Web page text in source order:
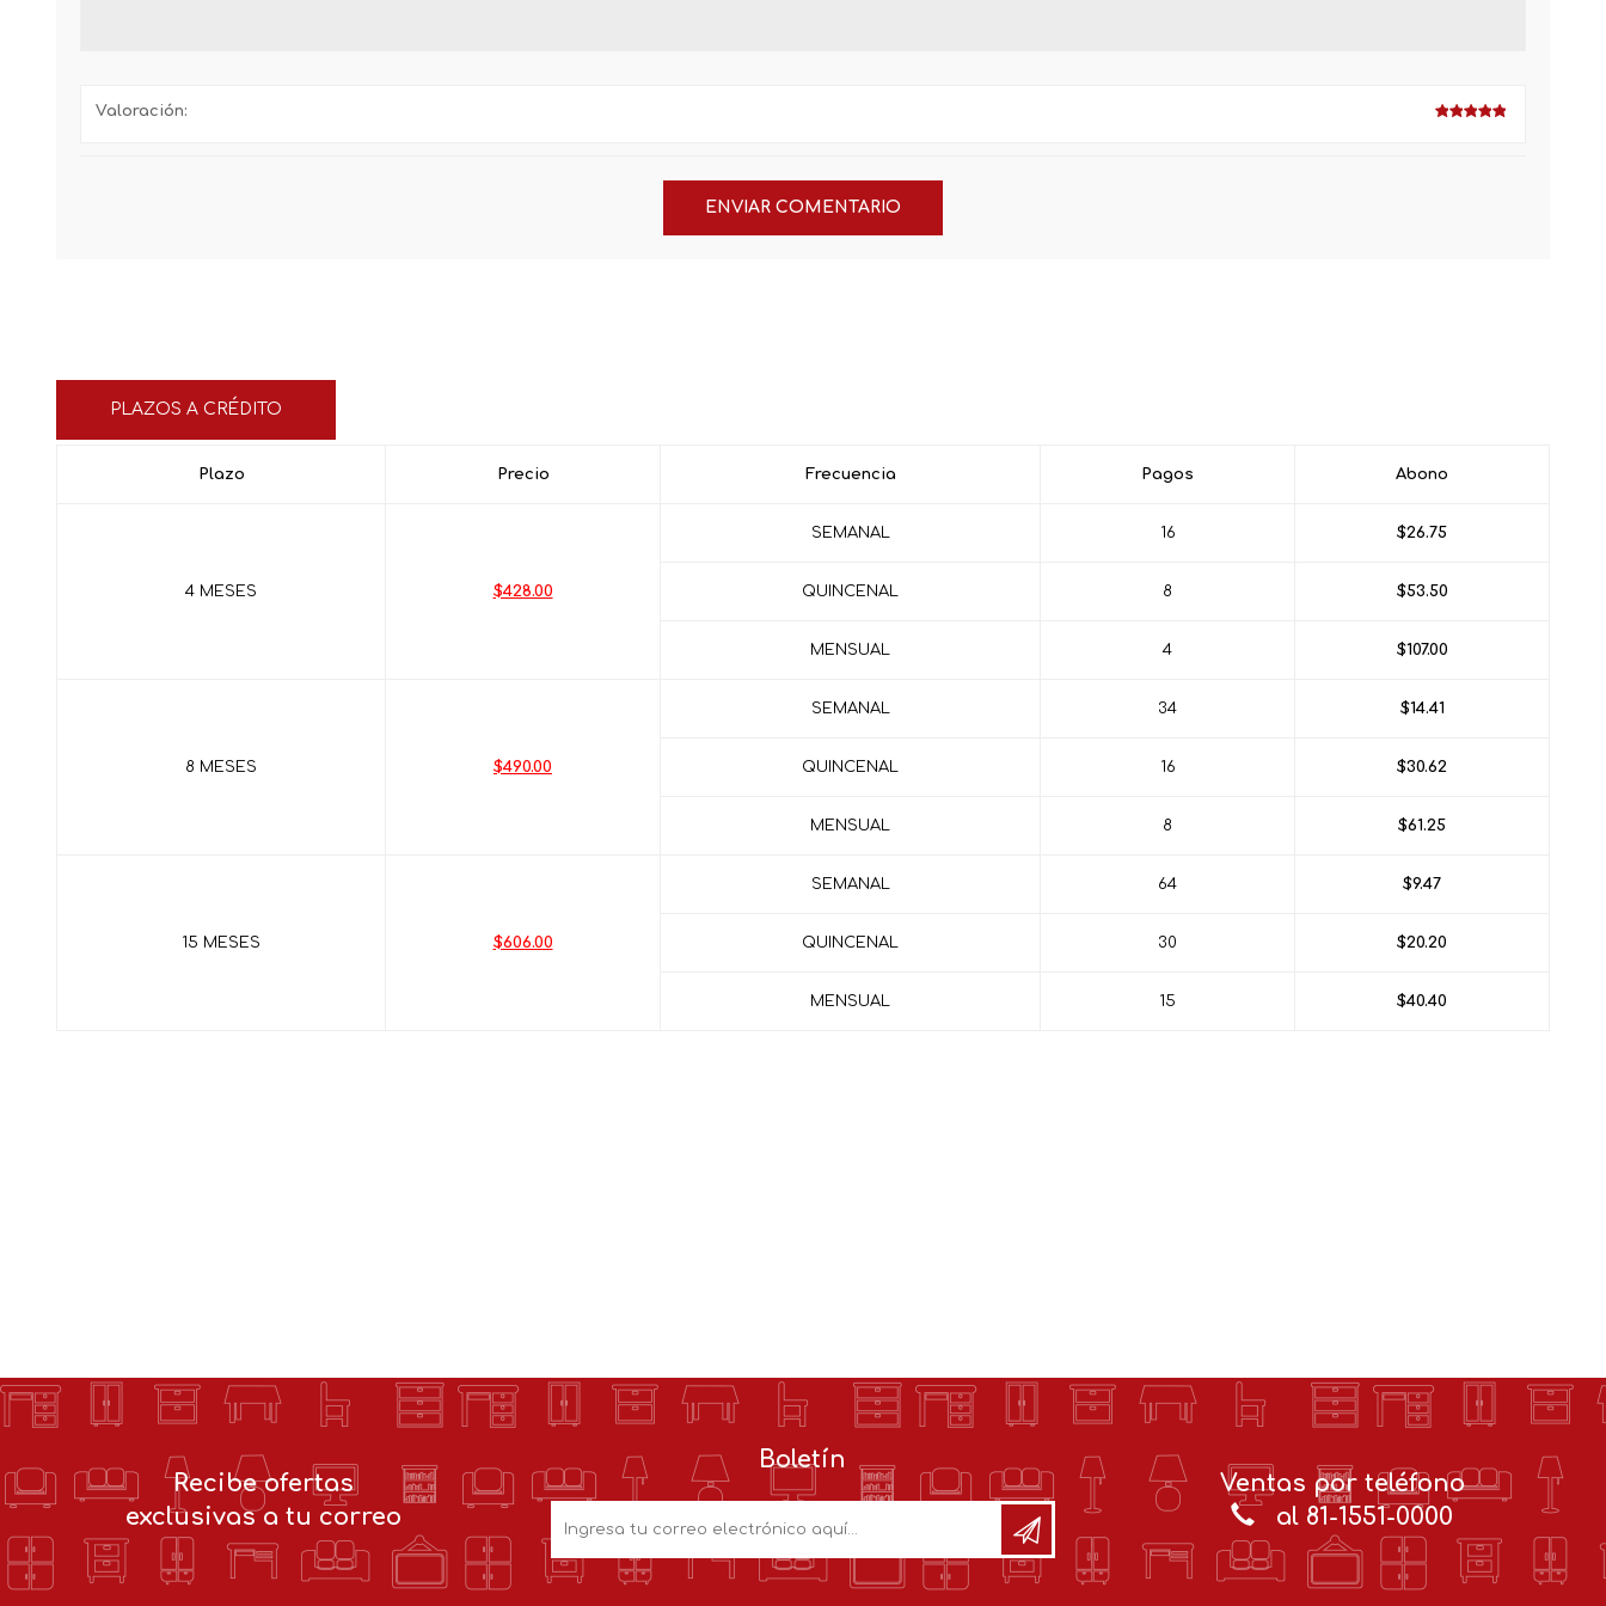
Valoración:
PLAZOS A CRÉDITO
Plazo Precio Frecuencia Pagos Abono
4 MESES $428.00
SEMANAL 16 $26.75
QUINCENAL 8 $53.50
MENSUAL 4 $107.00
8 MESES $490.00
SEMANAL 34 $14.41
QUINCENAL 16 $30.62
MENSUAL 8 $61.25
15 MESES $606.00
SEMANAL 64 $9.47
QUINCENAL 30 $20.20
MENSUAL 15 $40.40
Recibe ofertas
exclusivas a tu correo
Boletín
Ventas por teléfono
al 81-1551-0000